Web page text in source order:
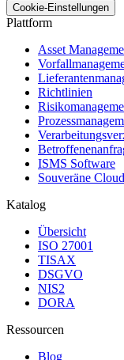
Cookie-Einstellungen
Plattform
Asset
Richtlinien
ISMS Software
Souveräne Cloud
Katalog
Übersicht
ISO 27001
TISAX
DSGVO
NIS2
DORA
Ressourcen
Blog